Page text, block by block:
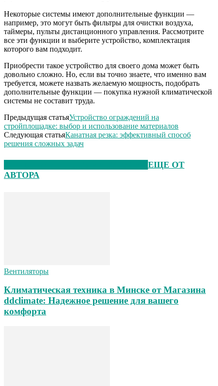
Некоторые системы имеют дополнительные функции —
например, это могут быть фильтры для очистки воздуха,
таймеры, пульты дистанционного управления. Рассмотрите
все эти функции и выберите устройство, комплектация
которого вам подходит.
Приобрести такое устройство для своего дома может быть
довольно сложно. Но, если вы точно знаете, что именно вам
требуется, можете назвать желаемую мощность, подобрать
дополнительные функции — покупка нужной климатической
системы не составит труда.
Предыдущая статьяУстройство ограждений на
стройплощадке: выбор и использование материалов
Следующая статьяКанатная резка: эффективный способ
решения сложных задач
ЕЩЕ ОТ
АВТОРА
Вентиляторы
Климатическая техника в Минске от Магазина
ddclimate: Надежное решение для вашего
комфорта